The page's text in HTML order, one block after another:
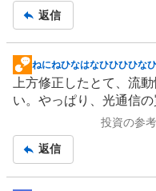
返信
掲
示
板
ねにねひなはなひひひひな
上方修正したとて、流
い。やっぱり、光通信の
投資の参
返信